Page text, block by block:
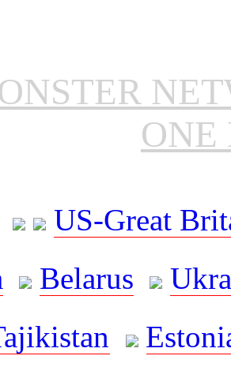
ONE
US-Great
Belarus